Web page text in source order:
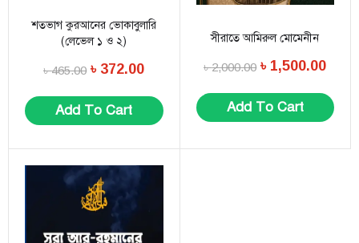
শতভাগ কুরআনের ভোকাবুলারি
(লেভেল ১ ও ২)
৳465.00 ৳ 372.00
Add To Cart
সীরাতে আমিরুল মোমেনীন
৳2,000.00 ৳ 1,500.00
Add To Cart